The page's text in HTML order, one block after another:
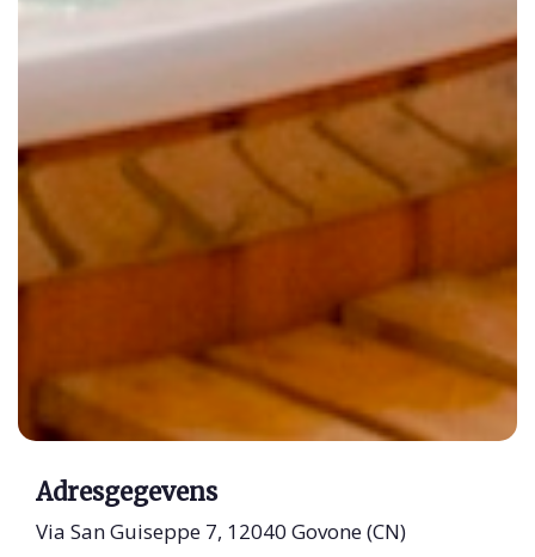
Adresgegevens
Via San Guiseppe 7, 12040 Govone (CN)